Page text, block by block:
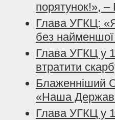
порятунок!»,
Глава УГКЦ: «Я
без найменшої
Глава УГКЦ у
втратити
Блаженніший
«Наша
Глава УГКЦ у